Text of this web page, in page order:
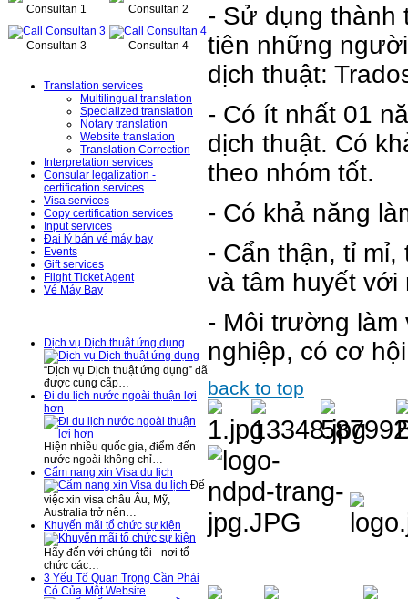
Consultan 1 Consultan 2
Consultan 3 Consultan 4
Translation services
Multilingual translation
Specialized translation
Notary translation
Website translation
Translation Correction
Interpretation services
Consular legalization -
certification services
Visa services
Copy certification services
Input services
Đại lý bán vé máy bay
Events
Gift services
Flight Ticket Agent
Vé Máy Bay
Dịch vụ Dịch thuật ứng dụng
“Dịch vụ Dịch thuật ứng dụng” đã
được cung cấp…
Đi du lịch nước ngoài thuận lợi
hơn
Hiện nhiều quốc gia, điểm đến
nước ngoài không chỉ…
Cẩm nang xin Visa du lịch
Để
việc xin visa châu Âu, Mỹ,
Australia trở nên…
Khuyến mãi tổ chức sự kiện
Hãy đến với chúng tôi - nơi tổ
chức các…
3 Yếu Tố Quan Trọng Cần Phải
Có Của Một Website
- Sử dụng thành
tiên những
dịch thuật:
- Có ít nhất 01
dịch thuật. Có
theo nhóm tốt.
- Có khả năng
- Cẩn thận, tỉ
và tâm huyết với
- Môi trường làm
nghiệp, có cơ
back to top